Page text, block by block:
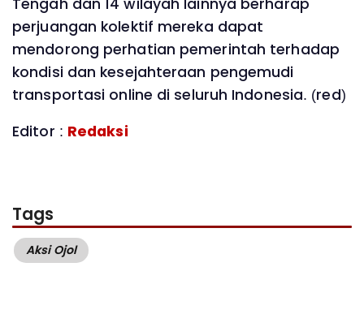
perjuangan kolektif mereka dapat
mendorong perhatian pemerintah terhadap
kondisi dan kesejahteraan pengemudi
transportasi online di seluruh Indonesia. (red)
Editor : Redaksi
Tags
Aksi Ojol